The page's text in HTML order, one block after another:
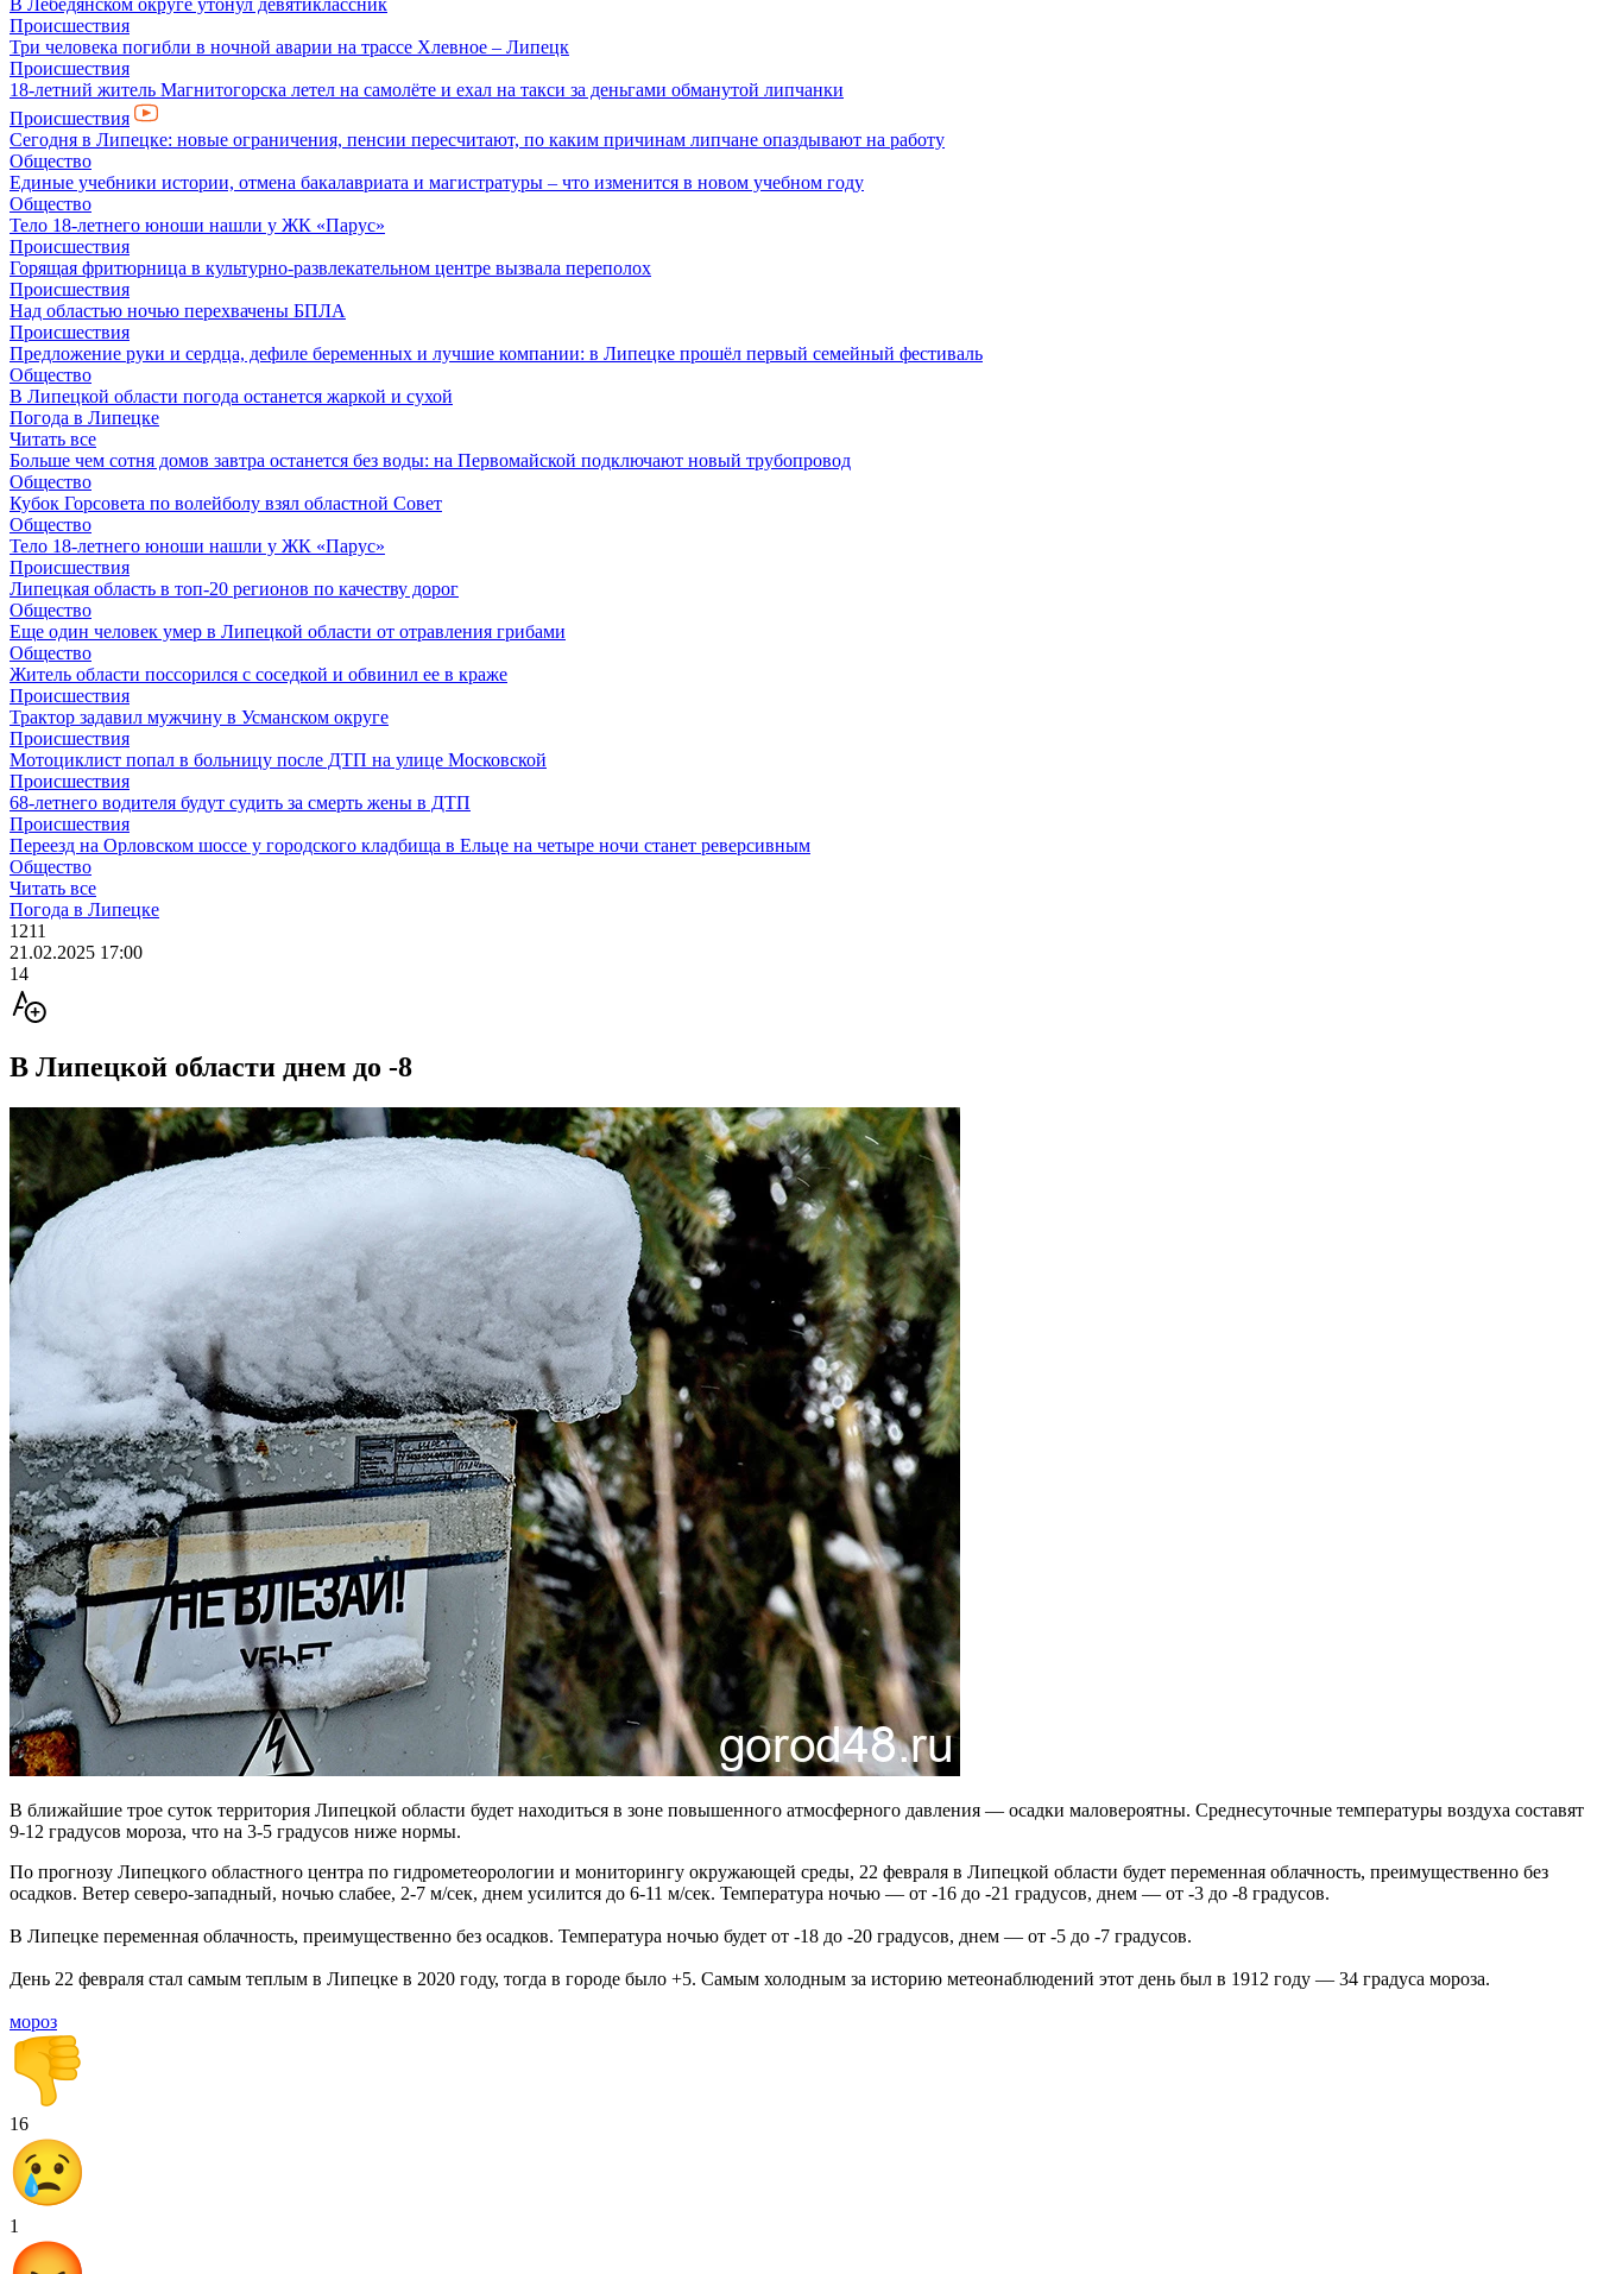
В Лебедянском округе утонул девятиклассник
Происшествия
Три человека погибли в ночной аварии на трассе Хлевное – Липецк
Происшествия
18-летний житель Магнитогорска летел на самолёте и ехал на такси за деньгами обманутой липчанки
Происшествия
Сегодня в Липецке: новые ограничения, пенсии пересчитают, по каким причинам липчане опаздывают на работу
Общество
Единые учебники истории, отмена бакалавриата и магистратуры – что изменится в новом учебном году
Общество
Тело 18-летнего юноши нашли у ЖК «Парус»
Происшествия
Горящая фритюрница в культурно-развлекательном центре вызвала переполох
Происшествия
Над областью ночью перехвачены БПЛА
Происшествия
Предложение руки и сердца, дефиле беременных и лучшие компании: в Липецке прошёл первый семейный фестиваль
Общество
В Липецкой области погода останется жаркой и сухой
Погода в Липецке
Читать все
Больше чем сотня домов завтра останется без воды: на Первомайской подключают новый трубопровод
Общество
Кубок Горсовета по волейболу взял областной Совет
Общество
Тело 18-летнего юноши нашли у ЖК «Парус»
Происшествия
Липецкая область в топ-20 регионов по качеству дорог
Общество
Еще один человек умер в Липецкой области от отравления грибами
Общество
Житель области поссорился с соседкой и обвинил ее в краже
Происшествия
Трактор задавил мужчину в Усманском округе
Происшествия
Мотоциклист попал в больницу после ДТП на улице Московской
Происшествия
68-летнего водителя будут судить за смерть жены в ДТП
Происшествия
Переезд на Орловском шоссе у городского кладбища в Ельце на четыре ночи станет реверсивным
Общество
Читать все
Погода в Липецке
1211
21.02.2025 17:00
14
В Липецкой области днем до -8
В ближайшие трое суток территория Липецкой области будет находиться в зоне повышенного атмосферного давления — осадки маловероятны. Среднесуточные температуры воздуха составят
9-12 градусов мороза, что на 3-5 градусов ниже нормы.
По прогнозу Липецкого областного центра по гидрометеорологии и мониторингу окружающей среды, 22 февраля в Липецкой области будет переменная облачность, преимущественно без
осадков. Ветер северо-западный, ночью слабее, 2-7 м/сек, днем усилится до 6-11 м/сек. Температура ночью — от -16 до -21 градусов, днем — от -3 до -8 градусов.
В Липецке переменная облачность, преимущественно без осадков. Температура ночью будет от -18 до -20 градусов, днем — от -5 до -7 градусов.
День 22 февраля стал самым теплым в Липецке в 2020 году, тогда в городе было +5. Самым холодным за историю метеонаблюдений этот день был в 1912 году — 34 градуса мороза.
мороз
16
1